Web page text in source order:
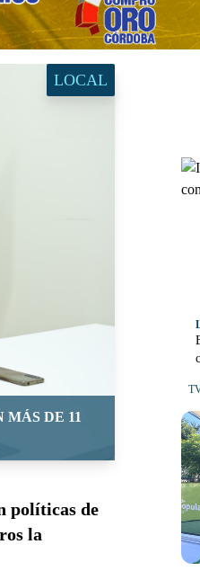
LOCAL
DE 11
políticas de
la